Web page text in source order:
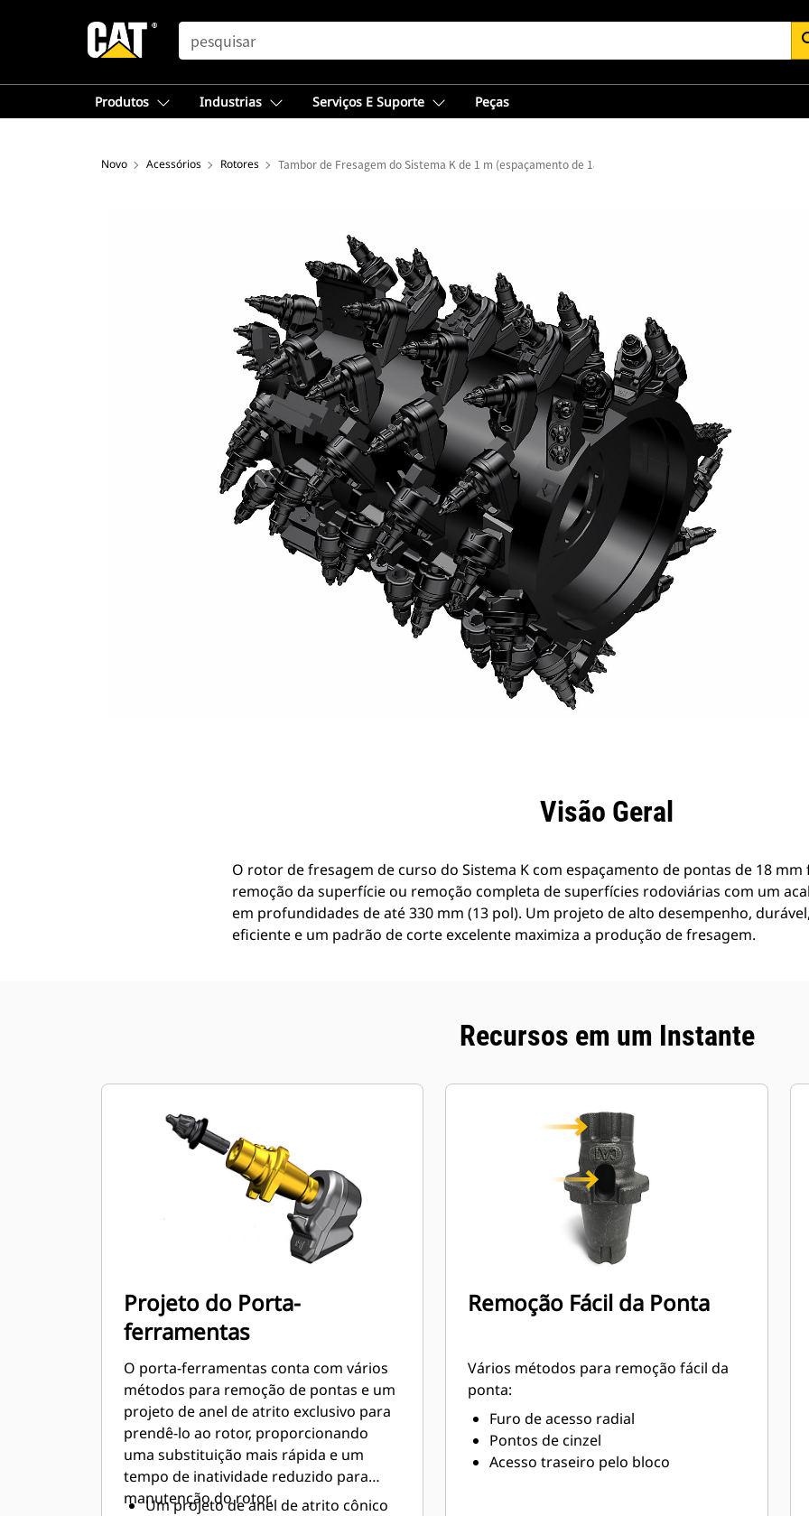
SEARCH
Produtos Industrias Serviços E Suporte Peças
Novo Acessórios Rotores Tambor de Fresagem do Sistema K de 1 m (espaçamento de 18 mm)
Visão Geral
O rotor de fresagem de curso do Sistema K com espaçamento de pontas de 18
remoção da superfície ou remoção completa de superfícies rodoviárias com um
em profundidades de até 330 mm (13 pol). Um projeto de alto desempenho,
eficiente e um padrão de corte excelente maximiza a produção de fresagem.
Recursos em um Instante
Projeto do Porta-
ferramentas
O porta-ferramentas conta com vários
métodos para remoção de pontas e um
projeto de anel de atrito exclusivo para
prendê-lo ao rotor, proporcionando
uma substituição mais rápida e um
tempo de inatividade reduzido para
manutenção do rotor.
Um projeto de anel de atrito cônico
Remoção Fácil da Ponta
Vários métodos para remoção fácil da
ponta:
Furo de acesso radial
Pontos de cinzel
Acesso traseiro pelo bloco